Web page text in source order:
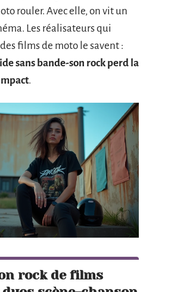
rouler. Avec elle, on vit un
Les réalisateurs qui
films de moto le savent :
sans bande-son rock perd la
.
rock de films